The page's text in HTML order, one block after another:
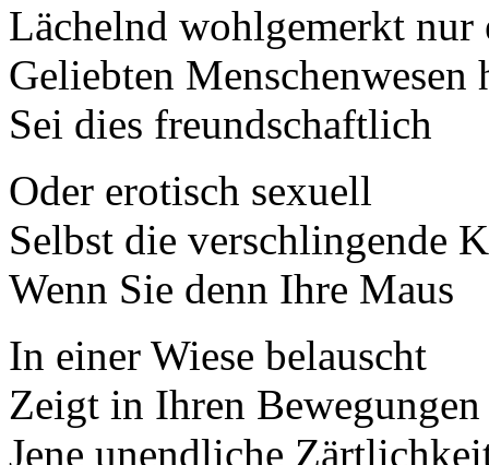
Lächelnd wohlgemerkt nur
Geliebten Menschenwesen
Sei dies freundschaftlich
Oder erotisch sexuell
Selbst die verschlingende
Wenn Sie denn Ihre Maus
In einer Wiese belauscht
Zeigt in Ihren
Jene unendliche